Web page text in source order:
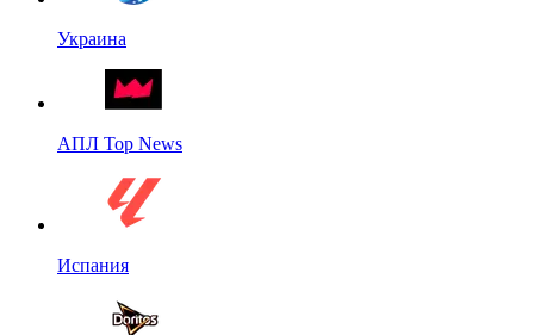
Украина
АПЛ Top News
Испания